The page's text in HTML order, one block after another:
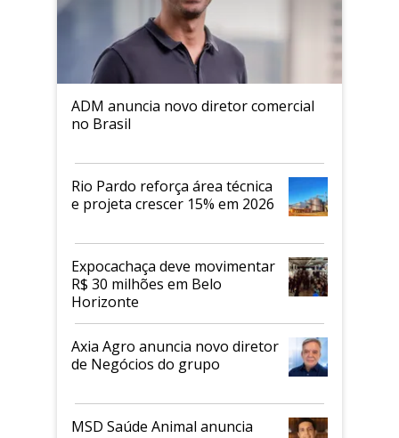
ADM anuncia novo diretor comercial
no Brasil
Rio Pardo reforça área técnica
e projeta crescer 15% em 2026
Expocachaça deve movimentar
R$ 30 milhões em Belo
Horizonte
Axia Agro anuncia novo diretor
de Negócios do grupo
MSD Saúde Animal anuncia